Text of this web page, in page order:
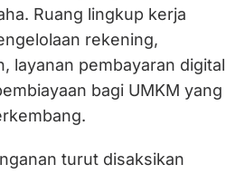
Ruang lingkup kerja
rekening,
layanan pembayaran digital
bagi UMKM yang
turut disaksikan